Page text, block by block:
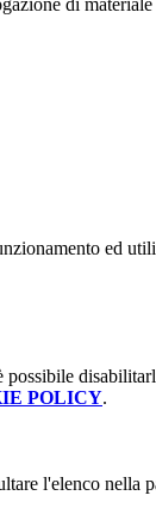
di
ed
possibile
POLICY.
l'elenco nella